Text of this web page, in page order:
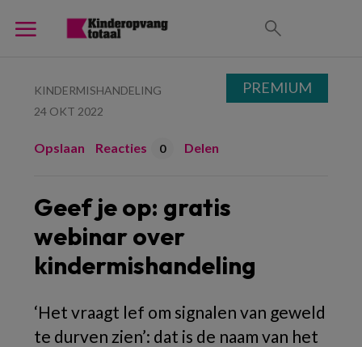
KINDERMISHANDELING
24 OKT 2022
Opslaan Reacties 0 Delen
Geef je op: gratis
webinar over
kindermishandeling
‘Het vraagt lef om signalen van geweld
te durven zien’: dat is de naam van het
PREMIUM